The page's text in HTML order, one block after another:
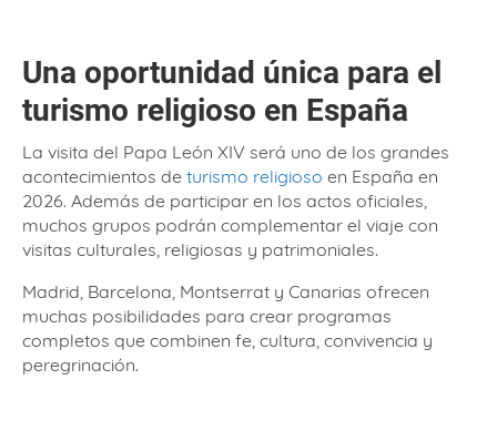
Una oportunidad única para el
turismo religioso en España
La visita del Papa León XIV será uno de los grandes
acontecimientos de turismo religioso en España en
2026. Además de participar en los actos oficiales,
muchos grupos podrán complementar el viaje con
visitas culturales, religiosas y patrimoniales.
Madrid, Barcelona, Montserrat y Canarias ofrecen
muchas posibilidades para crear programas
completos que combinen fe, cultura, convivencia y
peregrinación.